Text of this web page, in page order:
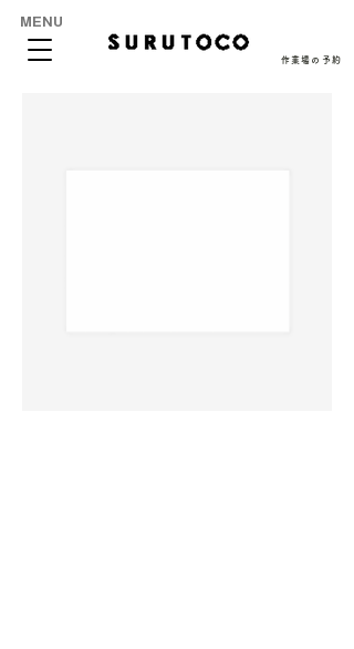
MENU
作業場の予約